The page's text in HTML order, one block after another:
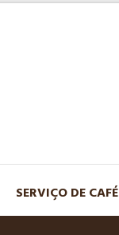
SERVIÇO DE